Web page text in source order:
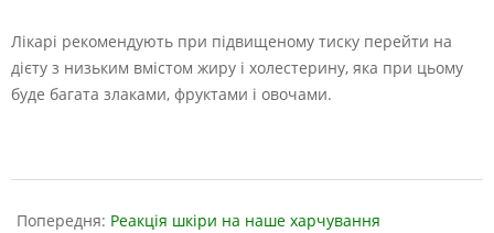
Лікарі рекомендують при підвищеному тиску перейти на
дієту з низьким вмістом жиру і холестерину, яка при цьому
буде багата злаками, фруктами і овочами.
05-
Попередня: Реакція шкіри на наше харчування